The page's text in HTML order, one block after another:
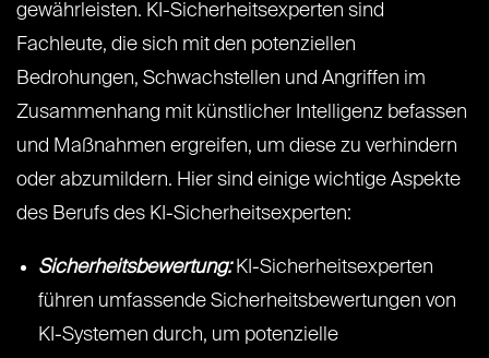
gewährleisten. KI-Sicherheitsexperten sind
Fachleute, die sich mit den potenziellen
Bedrohungen, Schwachstellen und Angriffen im
Zusammenhang mit künstlicher Intelligenz befassen
und Maßnahmen ergreifen, um diese zu verhindern
oder abzumildern. Hier sind einige wichtige Aspekte
des Berufs des KI-Sicherheitsexperten:
Sicherheitsbewertung:KI-Sicherheitsexperten
führen umfassende Sicherheitsbewertungen von
KI-Systemen durch, um potenzielle